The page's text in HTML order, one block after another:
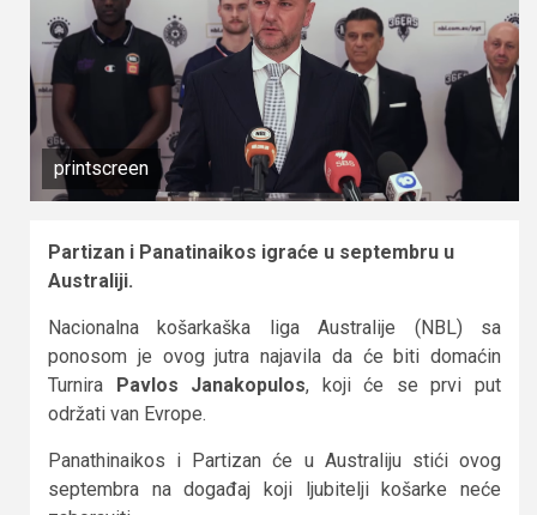
printscreen
Partizan i Panatinaikos igraće u septembru u
Australiji.
Nacionalna košarkaška liga Australije (NBL) sa
ponosom je ovog jutra najavila da će biti domaćin
Turnira Pavlos Janakopulos, koji će se prvi put
održati van Evrope.
Panathinaikos i Partizan će u Australiju stići ovog
septembra na događaj koji ljubitelji košarke neće